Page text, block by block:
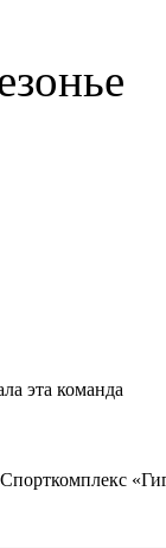
эта команда
Спорткомплекс